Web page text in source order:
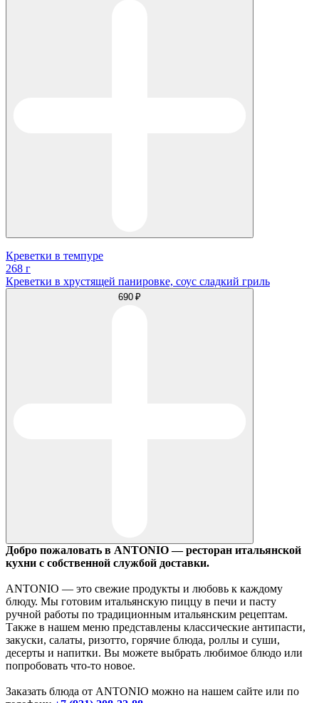
Креветки в темпуре
268 г
Креветки в хрустящей панировке, соус сладкий гриль
690 ₽
Добро пожаловать в ANTONIO — ресторан итальянской
кухни с собственной службой доставки.
ANTONIO — это свежие продукты и любовь к каждому
блюду. Мы готовим итальянскую пиццу в печи и пасту
ручной работы по традиционным итальянским рецептам.
Также в нашем меню представлены классические антипасти,
закуски, салаты, ризотто, горячие блюда, роллы и суши,
десерты и напитки. Вы можете выбрать любимое блюдо или
попробовать что-то новое.
Заказать блюда от ANTONIO можно на нашем сайте или по